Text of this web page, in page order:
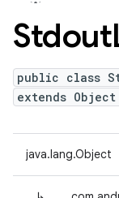
Stdout
public class
extends Object
java.lang.Object